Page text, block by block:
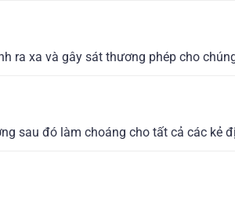
ra xa và gây sát thương phép cho
sau đó làm choáng cho tất cả các kẻ